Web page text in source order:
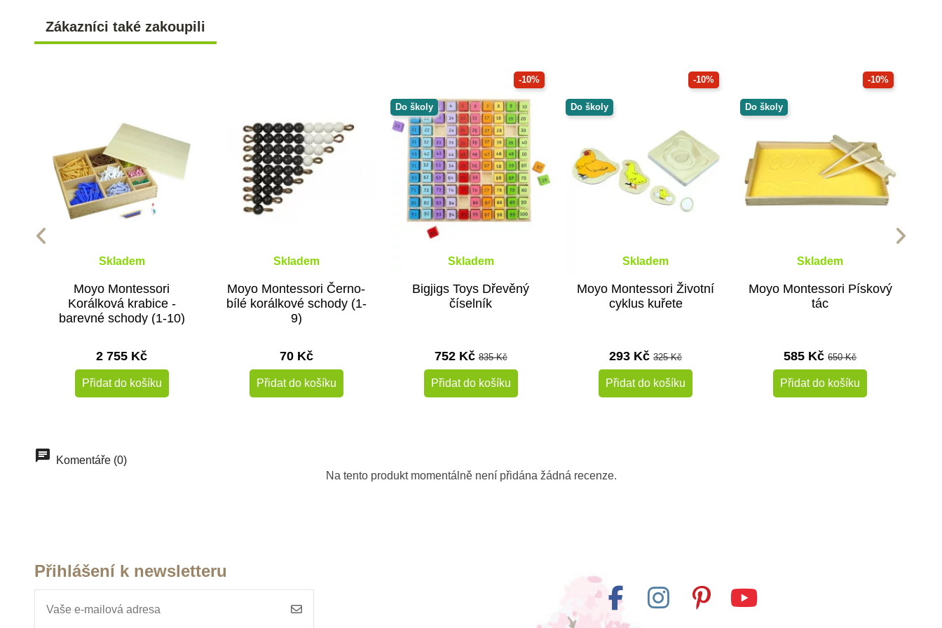
Zákazníci také zakoupili
Skladem
Moyo Montessori
Korálková krabice -
barevné schody (1-10)
2 755 Kč
Přidat do košíku
Skladem
Moyo Montessori Černo-
bílé korálkové schody (1-
9)
70 Kč
Přidat do košíku
-10%
Do školy
Skladem
Bigjigs Toys Dřevěný
číselník
752 Kč 835 Kč
Přidat do košíku
-10%
Do školy
Skladem
Moyo Montessori Životní
cyklus kuřete
293 Kč325 Kč
Přidat do košíku
-10%
Do školy
Skladem
Moyo Montessori Pískový
tác
585 Kč650 Kč
Přidat do košíku
Skladem Skladem Skladem
Komentáře (0)
Na tento produkt momentálně není přidána žádná recenze.
Přihlášení k newsletteru